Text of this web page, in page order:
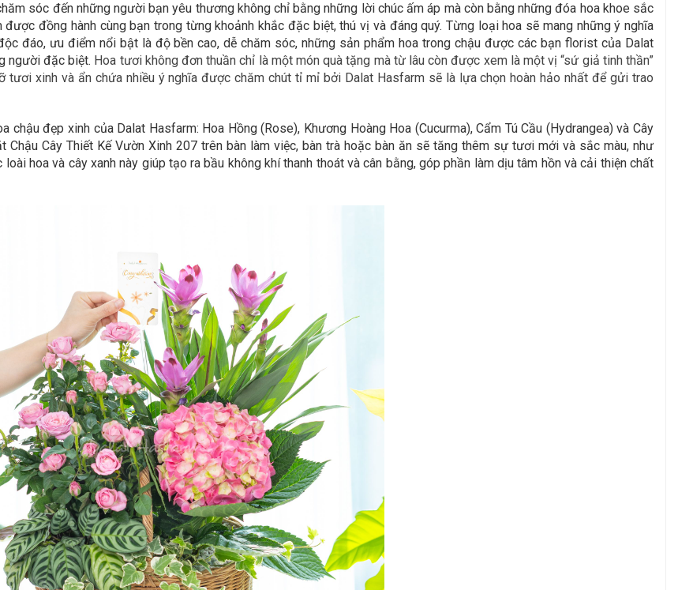
sóc đến những người bạn yêu thương không chỉ bằng những lời chúc ấm áp mà còn bằng những đóa hoa khoe sắc
đồng hành cùng bạn trong từng khoảnh khắc đặc biệt, thú vị và đáng quý. Từng loại hoa sẽ mang những ý nghĩa
đáo,ưu điểm nổi bật là độ bền cao, dễ chăm sóc, những sản phẩm hoa trong chậu được các bạn florist của Dalat
người đặc biệt. Hoa tươi không đơn thuần chỉ là một món quà tặng mà từ lâu còn được xem là một vị “sứ giả tinh thần”
tươi xinh và ẩn chứa nhiều ý nghĩa được chăm chút tỉ mỉ bởi Dalat Hasfarm sẽ là lựa chọn hoàn hảo nhất để gửi trao
chậu đẹp xinh của Dalat Hasfarm: Hoa Hồng (Rose), Khương Hoàng Hoa (Cucurma), Cẩm Tú Cầu (Hydrangea) và Cây
Cây Thiết Kế Vườn Xinh 207 trên bàn làm việc, bàn trà hoặc bàn ăn sẽ tăng thêm sự tươi mới và sắc màu, như
hoa và cây xanh này giúp tạo ra bầu không khí thanh thoát và cân bằng, góp phần làm dịu tâm hồn và cải thiện chất